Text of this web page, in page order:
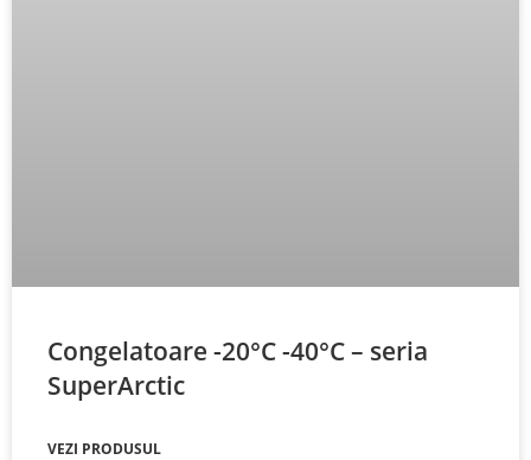
Congelatoare -20°C -40°C – seria
SuperArctic
VEZI PRODUSUL